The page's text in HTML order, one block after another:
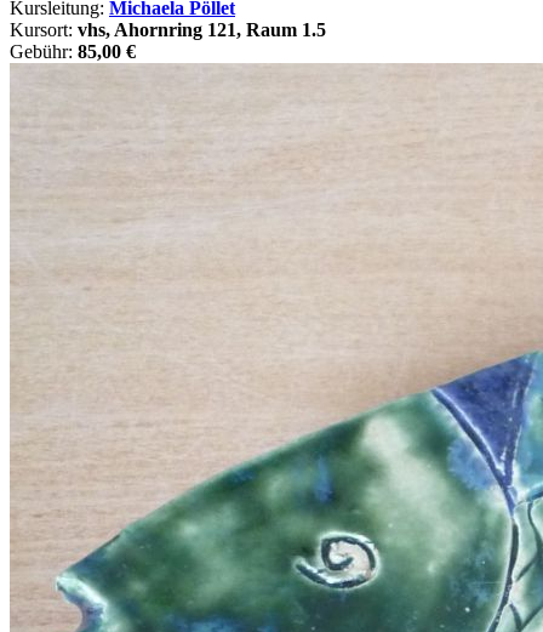
Kursleitung: Michaela Pöllet
Kursort: vhs, Ahornring 121, Raum 1.5
Gebühr: 85,00 €